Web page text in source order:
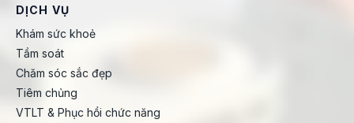
DỊCH VỤ
Khám sức khoẻ
Tầm soát
Chăm sóc sắc đẹp
Tiêm chủng
VTLT & Phục hồi chức năng